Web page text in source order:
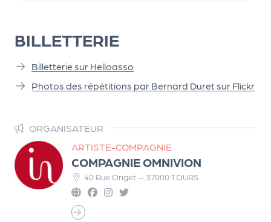
BILLETTERIE
Billetterie sur Helloasso
Photos des répétitions par Bernard Duret sur Flickr
ORGANISATEUR
ARTISTE-COMPAGNIE
COMPAGNIE OMNIVION
40 Rue Origet — 37000 TOURS
ir
s